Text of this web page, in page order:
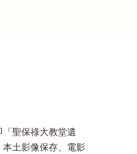
聖保祿大教堂遺
土影像保存、電影